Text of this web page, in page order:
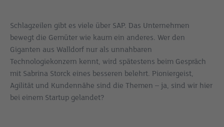
Schlagzeilen gibt es viele über SAP. Das Unternehmen
bewegt die Gemüter wie kaum ein anderes. Wer den
Giganten aus Walldorf nur als unnahbaren
Technologiekonzern kennt, wird spätestens beim Gespräch
mit Sabrina Storck eines besseren belehrt. Pioniergeist,
Agilität und Kundennähe sind die Themen – ja, sind wir hier
bei einem Startup gelandet?